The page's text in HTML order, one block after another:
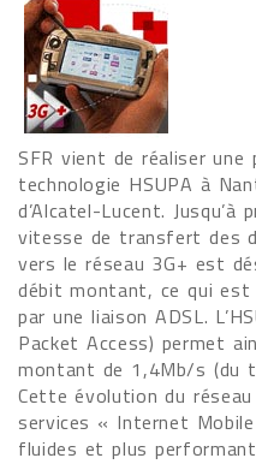
SFR vient de réaliser
technologie HSUPA à
d’Alcatel-Lucent.
vitesse de transfert des
vers le réseau 3G+ est
débit montant, ce qui
par une liaison ADSL.
Packet Access) permet
montant de 1,4Mb/s (du
Cette évolution du
services « Internet
fluides et plus